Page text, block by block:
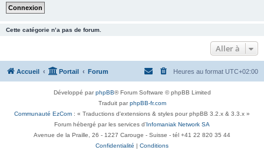
Cette catégorie n’a pas de forum.
Aller à
Accueil Portail Forum Heures au format UTC+02:00
Développé parphpBB® Forum Software © phpBB Limited
Traduit parphpBB-fr.com
Communauté EzCom : « Traductions d'extensions & styles pour phpBB 3.2.x & 3.3.x »
Forum hébergé par les services d’ Infomaniak Network SA
Avenue de la Praille, 26 - 1227 Carouge - Suisse - tél +41 22 820 35 44
Confidentialité
Conditions